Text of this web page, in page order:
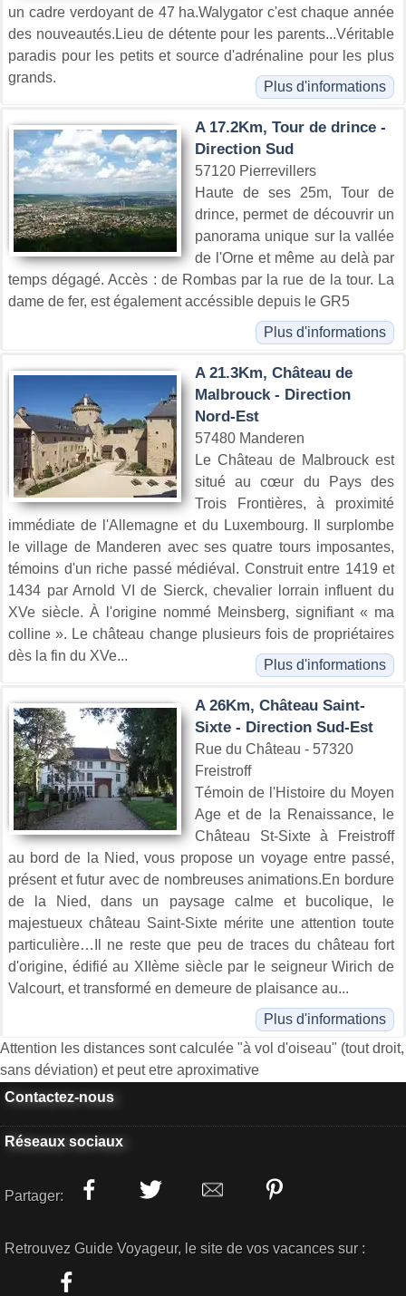
un cadre verdoyant de 47 ha.Walygator c'est chaque année
des nouveautés.Lieu de détente pour les parents...Véritable
paradis pour les petits et source d'adrénaline pour les plus
grands.
Plus d'informations
A 17.2Km, Tour de drince -
Direction Sud
57120 Pierrevillers
Haute de ses 25m, Tour de
drince, permet de découvrir un
panorama unique sur la vallée
de l'Orne et même au delà par
temps dégagé. Accès : de Rombas par la rue de la tour. La
dame de fer, est également accéssible depuis le GR5
Plus d'informations
A 21.3Km, Château de
Malbrouck - Direction
Nord-Est
57480 Manderen
Le Château de Malbrouck est
situé au cœur du Pays des
Trois Frontières, à proximité
immédiate de l'Allemagne et du Luxembourg. Il surplombe
le village de Manderen avec ses quatre tours imposantes,
témoins d'un riche passé médiéval. Construit entre 1419 et
1434 par Arnold VI de Sierck, chevalier lorrain influent du
XVe siècle. À l'origine nommé Meinsberg, signifiant « ma
colline ». Le château change plusieurs fois de propriétaires
dès la fin du XVe...
Plus d'informations
A 26Km, Château Saint-
Sixte - Direction Sud-Est
Rue du Château - 57320
Freistroff
Témoin de l'Histoire du Moyen
Age et de la Renaissance, le
Château St-Sixte à Freistroff
au bord de la Nied, vous propose un voyage entre passé,
présent et futur avec de nombreuses animations.En bordure
de la Nied, dans un paysage calme et bucolique, le
majestueux château Saint-Sixte mérite une attention toute
particulière…Il ne reste que peu de traces du château fort
d'origine, édifié au XIIème siècle par le seigneur Wirich de
Valcourt, et transformé en demeure de plaisance au...
Plus d'informations
Attention les distances sont calculée "à vol d'oiseau" (tout droit,
sans déviation) et peut etre aproximative
Contactez-nous
Réseaux sociaux
Partager:
Retrouvez Guide Voyageur, le site de vos vacances sur :